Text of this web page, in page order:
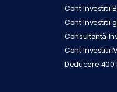
Cont Investiții
Cont Investiții
Consultanță
Cont Investiții
Deducere 400